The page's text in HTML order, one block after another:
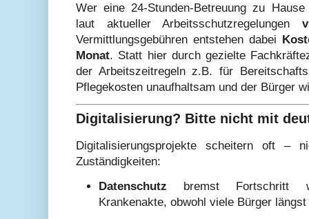
Wer eine 24-Stunden-Betreuung zu
laut aktueller Arbeitsschutzregelungen
Vermittlungsgebühren entstehen dabei
Monat. Statt hier durch gezielte
der Arbeitszeitregeln z.B. für
Pflegekosten unaufhaltsam und der Bürger
Digitalisierung? Bitte nicht mit
Digitalisierungsprojekte scheitern oft –
Zuständigkeiten:
Datenschutz bremst Fortschritt
Krankenakte, obwohl viele Bürger